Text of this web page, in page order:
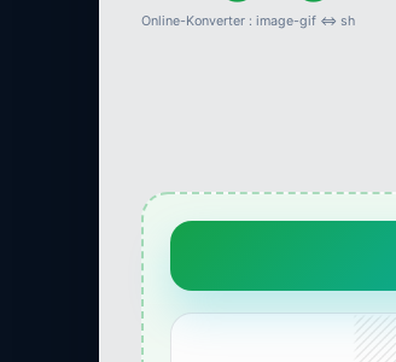
Online-Konverter : image-gif ⇔ sh